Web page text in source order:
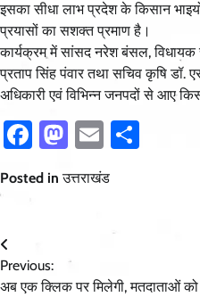
इसका सीधा लाभ प्रदेश के किसान
प्रयासों का सशक्त प्रमाण है।
कार्यक्रम में सांसद नरेश बंसल, विधायक
प्रताप सिंह पंवार तथा सचिव कृषि डॉ.
अधिकारी एवं विभिन्न जनपदों से आए
Facebook
Mastodon
Email
Posted inउत्तराखंड
Post
navigation
Previous:
अब एक क्लिक पर मिलेगी, मतदाताओं को